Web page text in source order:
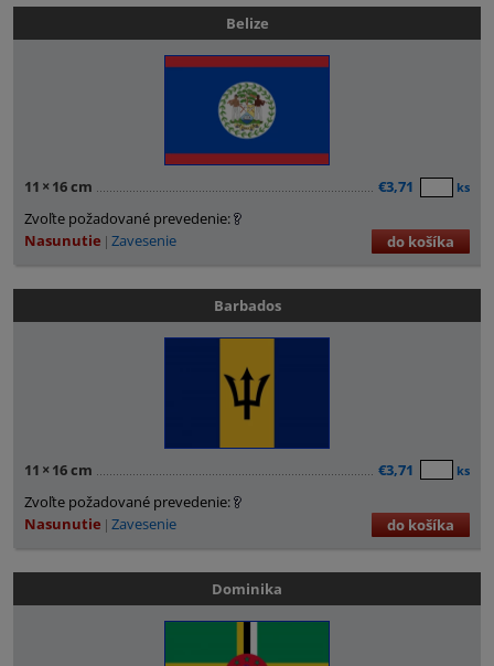
Belize
11 × 16 cm €3,71 ks
Zvoľte požadované prevedenie:
Nasunutie Zavesenie do košíka
Barbados
11 × 16 cm €3,71 ks
Zvoľte požadované prevedenie:
Nasunutie Zavesenie do košíka
Dominika